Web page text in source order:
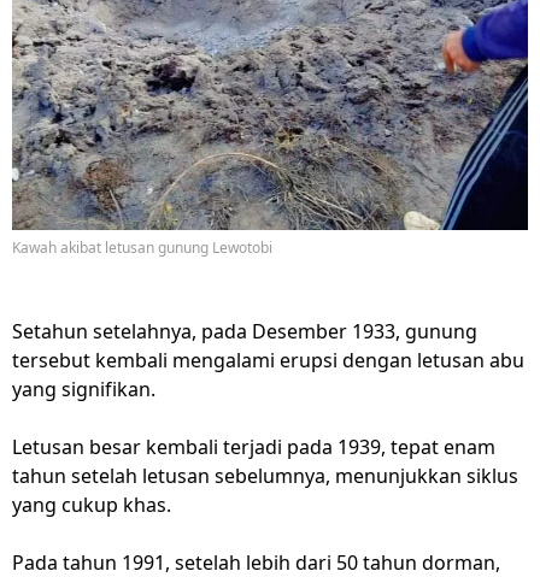
Kawah akibat letusan gunung Lewotobi
Setahun setelahnya, pada Desember 1933, gunung
tersebut kembali mengalami erupsi dengan letusan abu
yang signifikan.
Letusan besar kembali terjadi pada 1939, tepat enam
tahun setelah letusan sebelumnya, menunjukkan siklus
yang cukup khas.
Pada tahun 1991, setelah lebih dari 50 tahun dorman,